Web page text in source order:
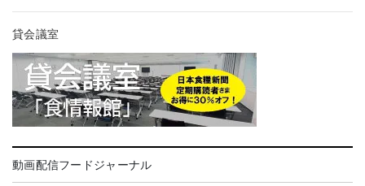
貸会議室
動画配信フードジャーナル